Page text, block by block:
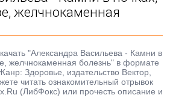
желчнокаменная
"Александра Васильева - Камни в
желчнокаменная болезнь" в формате
Здоровье, издательство Вектор,
читать ознакомительный отрывок
(ЛибФокс) или прочесть описание и